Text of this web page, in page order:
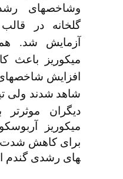
وشاخص­های
گلخانه­
در قالب
آزمایش
شد.
میکوریز
باعث
افزایش شاخصهای
شاهدشدند ولی
دیگران موثرتر
میکوریز
برای کاهش شدت
های رشدی گندم